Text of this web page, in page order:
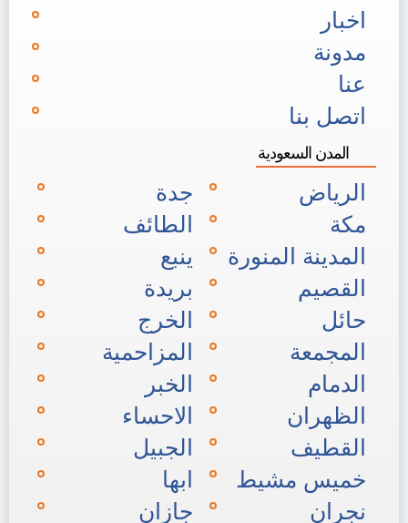
اخبار
مدونة
عنا
اتصل بنا
المدن السعودية
الرياض
جدة
مكة
الطائف
المدينة المنورة
ينبع
القصيم
بريدة
حائل
الخرج
المجمعة
المزاحمية
الدمام
الخبر
الظهران
الاحساء
القطيف
الجبيل
خميس مشيط
ابها
نجران
جازان